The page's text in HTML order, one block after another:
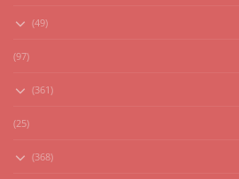
(49)
(97)
(361)
(25)
(368)